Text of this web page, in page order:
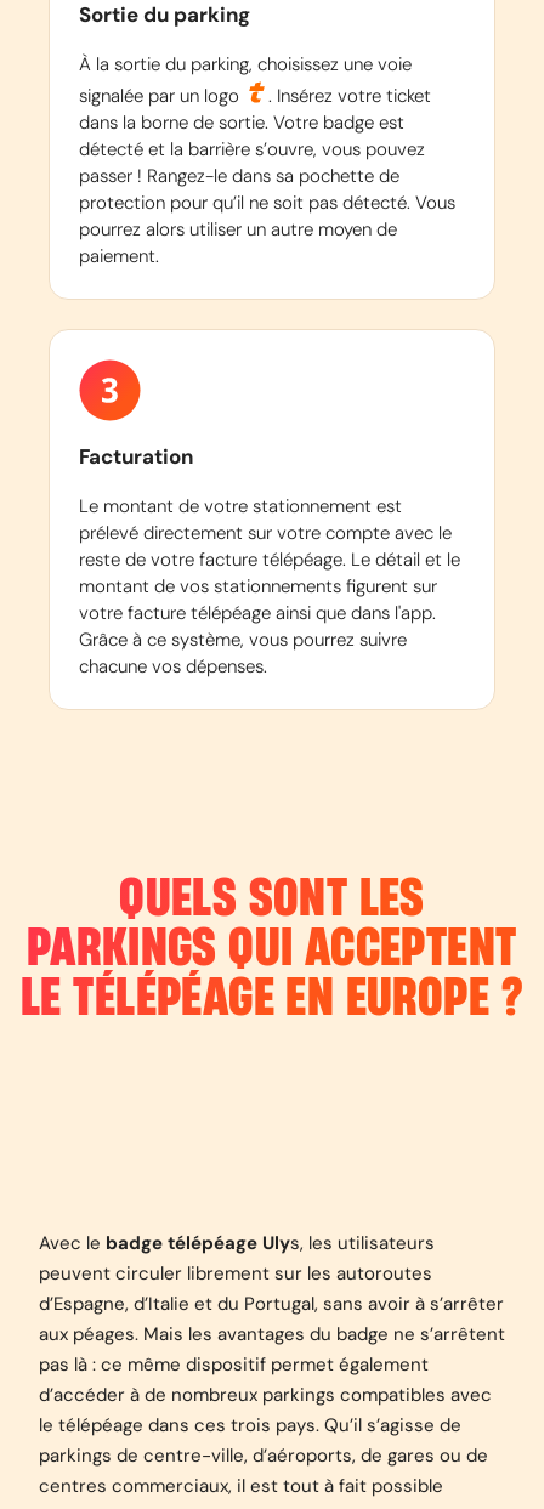
Sortie du parking
À la sortie du parking, choisissez une voie
signalée par un logo
. Insérez votre ticket
dans la borne de sortie. Votre badge est
détecté et la barrière s’ouvre, vous pouvez
passer ! Rangez-le dans sa pochette de
protection pour qu’il ne soit pas détecté. Vous
pourrez alors utiliser un autre moyen de
paiement.
Facturation
Le montant de votre stationnement est
prélevé directement sur votre compte avec le
reste de votre facture télépéage. Le détail et le
montant de vos stationnements figurent sur
votre facture télépéage ainsi que dans l'app.
Grâce à ce système, vous pourrez suivre
chacune vos dépenses.
QUELS SONT LES
PARKINGS QUI ACCEPTENT
LE TÉLÉPÉAGE EN EUROPE ?
Avec le badge télépéage Ulys, les utilisateurs
peuvent circuler librement sur les autoroutes
d’Espagne, d’Italie et du Portugal, sans avoir à s’arrêter
aux péages. Mais les avantages du badge ne s’arrêtent
pas là : ce même dispositif permet également
d’accéder à de nombreux parkings compatibles avec
le télépéage dans ces trois pays. Qu’il s’agisse de
parkings de centre-ville, d’aéroports, de gares ou de
centres commerciaux, il est tout à fait possible